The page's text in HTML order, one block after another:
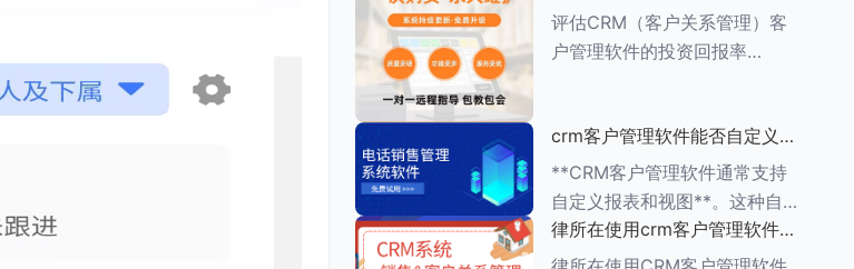
对CRM客户管理软件支持移动
办公的详细阐述： ###一、移
资回报率
评估CRM（客户关系管理）客
户管理软件的投资回报率
实施前后企业多个方面的比较和
分析。以下是一个详细的评估步
骤： ###
crm客户管理软件能否自定义报
表和视图
**CRM客户管理软件通常支持
自定义报表和视图**。这种自定
义功能使得企业能够根据自身的
业务需求，灵活调整和优化
律所在使用crm客户管理软件
时，员工需要接受哪些培训